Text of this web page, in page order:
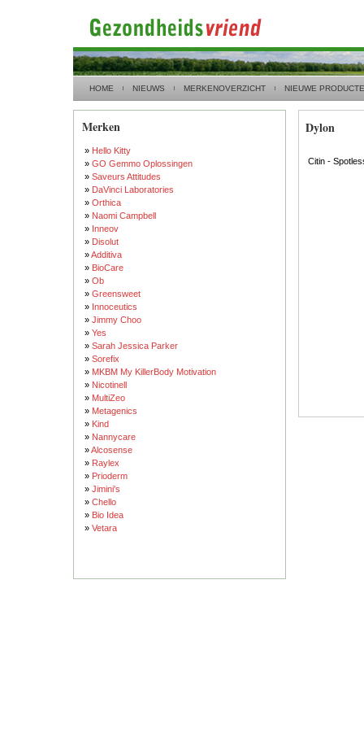
HOME NIEUWS MERKENOVERZICHT NIEUWE
Merken
» Hello Kitty
» GO Gemmo Oplossingen
» Saveurs Attitudes
» DaVinci Laboratories
» Orthica
» Naomi Campbell
» Inneov
» Disolut
»Additiva
» BioCare
» Ob
» Greensweet
» Innoceutics
» Jimmy Choo
» Yes
» Sarah Jessica Parker
» Sorefix
» MKBM My KillerBody Motivation
» Nicotinell
» MultiZeo
» Metagenics
» Kind
» Nannycare
»Alcosense
» Raylex
» Prioderm
» Jimini's
» Chello
» Bio Idea
» Vetara
Dylon
Citin -